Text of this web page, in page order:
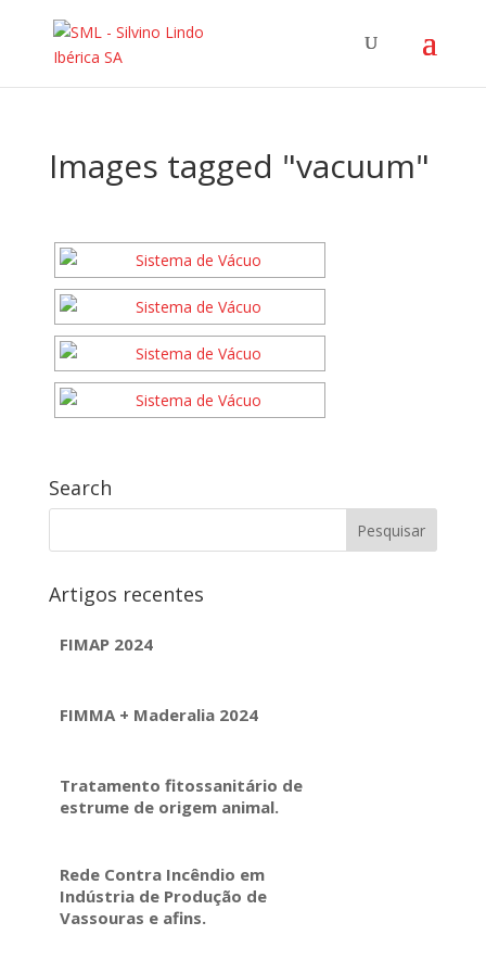
Images tagged "vacuum"
Search
Artigos recentes
FIMAP 2024
FIMMA + Maderalia 2024
Tratamento fitossanitário de
estrume de origem animal.
Rede Contra Incêndio em
Indústria de Produção de
Vassouras e afins.